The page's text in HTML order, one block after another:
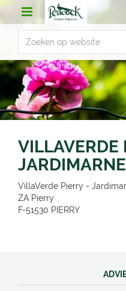
r
n
t
VILLAVERDE
JARDIMARNE
VillaVerde Pierry -
ZA Pierry
F-51530 PIERRY